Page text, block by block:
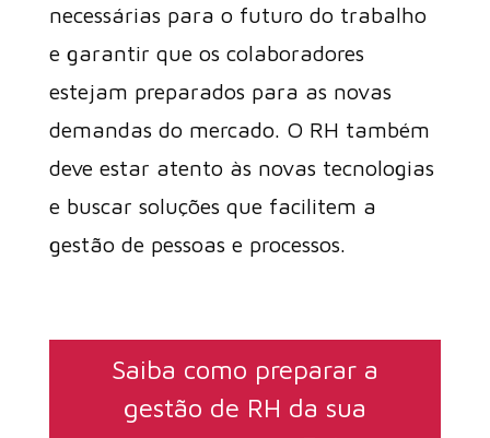
necessárias para o futuro do trabalho
e garantir que os colaboradores
estejam preparados para as novas
demandas do mercado. O RH também
deve estar atento às novas tecnologias
e buscar soluções que facilitem a
gestão de pessoas e processos.
Saiba como preparar a
gestão de RH da sua